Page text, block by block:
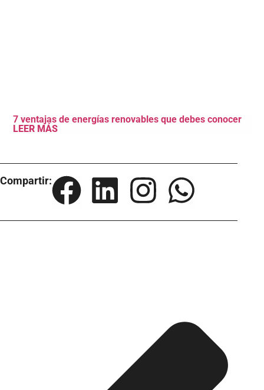
7 ventajas de energías renovables que debes conocer
LEER MÁS
Compartir: